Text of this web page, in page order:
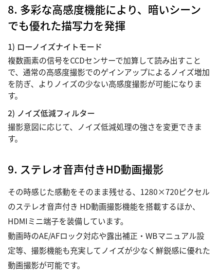
8. 多彩な高感度機能により、暗いシーン
でも優れた描写力を発揮
1) ローノイズナイトモード
複数画素の信号をCCDセンサーで加算して読み出すこと
で、通常の高感度撮影でのゲインアップによるノイズ増加
を防ぎ、よりノイズの少ない高感度撮影が可能になりま
す。
2) ノイズ低減フィルター
撮影意図に応じて、ノイズ低減処理の強さを変更できま
す。
9. ステレオ音声付きHD動画撮影
その時感じた感動をそのまま残せる、1280×720ピクセル
のステレオ音声付き HD動画撮影機能を搭載するほか、
HDMIミニ端子を装備しています。
動画時のAE/AFロック対応や露出補正・WBマニュアル設
定等、撮影機能も充実してノイズが少なく鮮鋭感に優れた
動画撮影が可能です。